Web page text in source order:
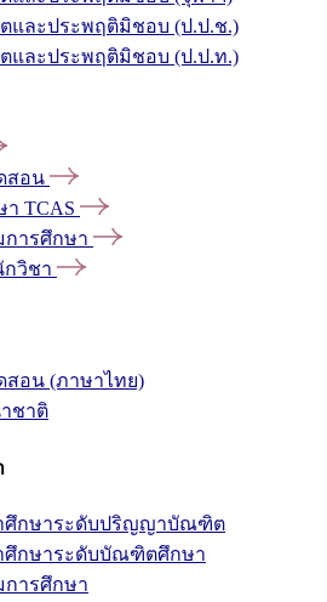
ตและประพฤติมิชอบ (ป.ป.ช.)
ตและประพฤติมิชอบ (ป.ป.ท.)
สอน
TCAS
การศึกษา
วิชา
สอน (ภาษาไทย)
ชาติ
ศึกษาระดับปริญญาบัณฑิต
ศึกษาระดับบัณฑิตศึกษา
การศึกษา